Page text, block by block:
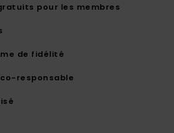
pour les membres
de fidélité
responsable